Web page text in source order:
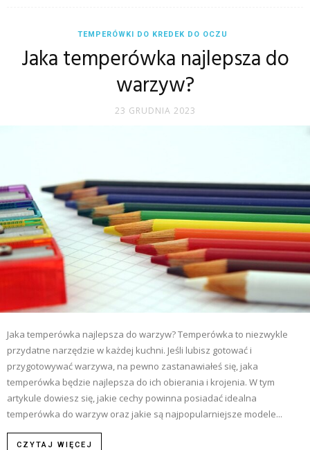
TEMPERÓWKI DO KREDEK DO OCZU
Jaka temperówka najlepsza do
warzyw?
23 GRUDNIA 2023
Jaka temperówka najlepsza do warzyw? Temperówka to niezwykle
przydatne narzędzie w każdej kuchni. Jeśli lubisz gotować i
przygotowywać warzywa, na pewno zastanawiałeś się, jaka
temperówka będzie najlepsza do ich obierania i krojenia. W tym
artykule dowiesz się, jakie cechy powinna posiadać idealna
temperówka do warzyw oraz jakie są najpopularniejsze modele...
CZYTAJ WIĘCEJ